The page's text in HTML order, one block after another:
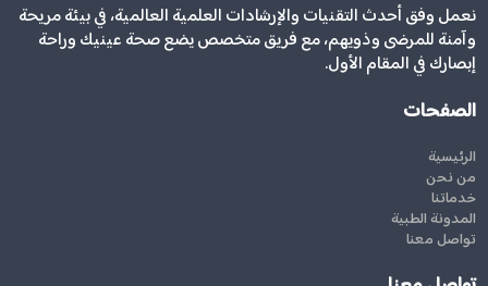
نعمل وفق أحدث التقنيات والإرشادات العلمية العالمية، في بيئة مريحة
وآمنة للمرضى وذويهم، مع فريق متخصص يضع صحة عينيك وراحة
إبصارك في المقام الأول.
الصفحات
الرئيسية
من نحن
خدماتنا
المدونة الطبية
تواصل معنا